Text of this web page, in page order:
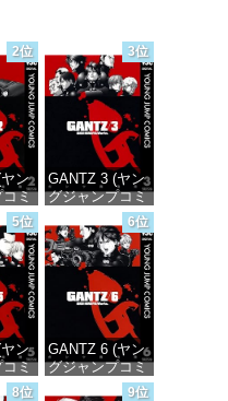
2位
ン
コミ
¥100
3位
GANTZ 3 (ヤン
グジャンプコミ
ックスDIGITAL)
価格：¥100
5位
ン
コミ
6位
GANTZ 6 (ヤン
グジャンプコミ
ックスDIGITAL)
8位 9位